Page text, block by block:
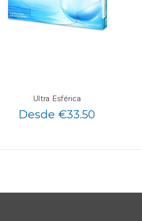
Ultra Esférica
Desde €33.50